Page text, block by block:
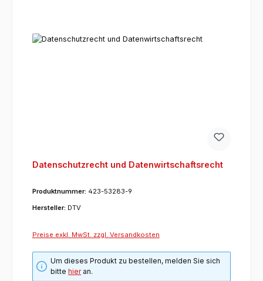
Datenschutzrecht und Datenwirtschaftsrecht
Produktnummer: 423-53283-9
Hersteller: DTV
Preise exkl. MwSt. zzgl. Versandkosten
Um dieses Produkt zu bestellen, melden Sie sich
bittehieran.